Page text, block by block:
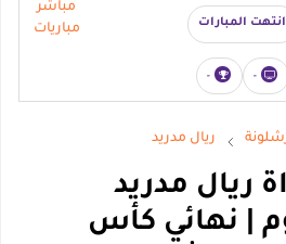
انتهت المبارات
-
-
ريال مدريد
ريال مدريد
| نهائي كأس